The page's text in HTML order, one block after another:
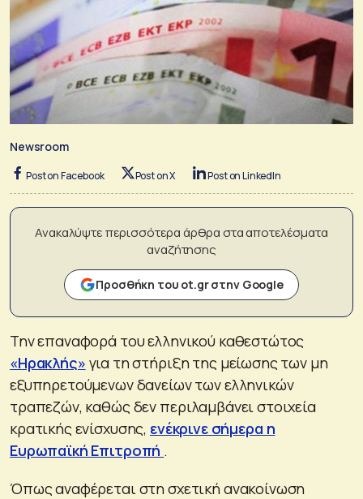
Newsroom
Post on Facebook Post on X Post on LinkedIn
Ανακαλύψτε περισσότερα άρθρα στα αποτελέσματα
αναζήτησης
Προσθήκη του ot.gr στην Google
Την επαναφορά του ελληνικού καθεστώτος
«Ηρακλής» για τη στήριξη της μείωσης των μη
εξυπηρετούμενων δανείων των ελληνικών
τραπεζών, καθώς δεν περιλαμβάνει στοιχεία
κρατικής ενίσχυσης, ενέκρινε σήμερα η
Ευρωπαϊκή Επιτροπή .
Όπως αναφέρεται στη σχετική ανακοίνωση